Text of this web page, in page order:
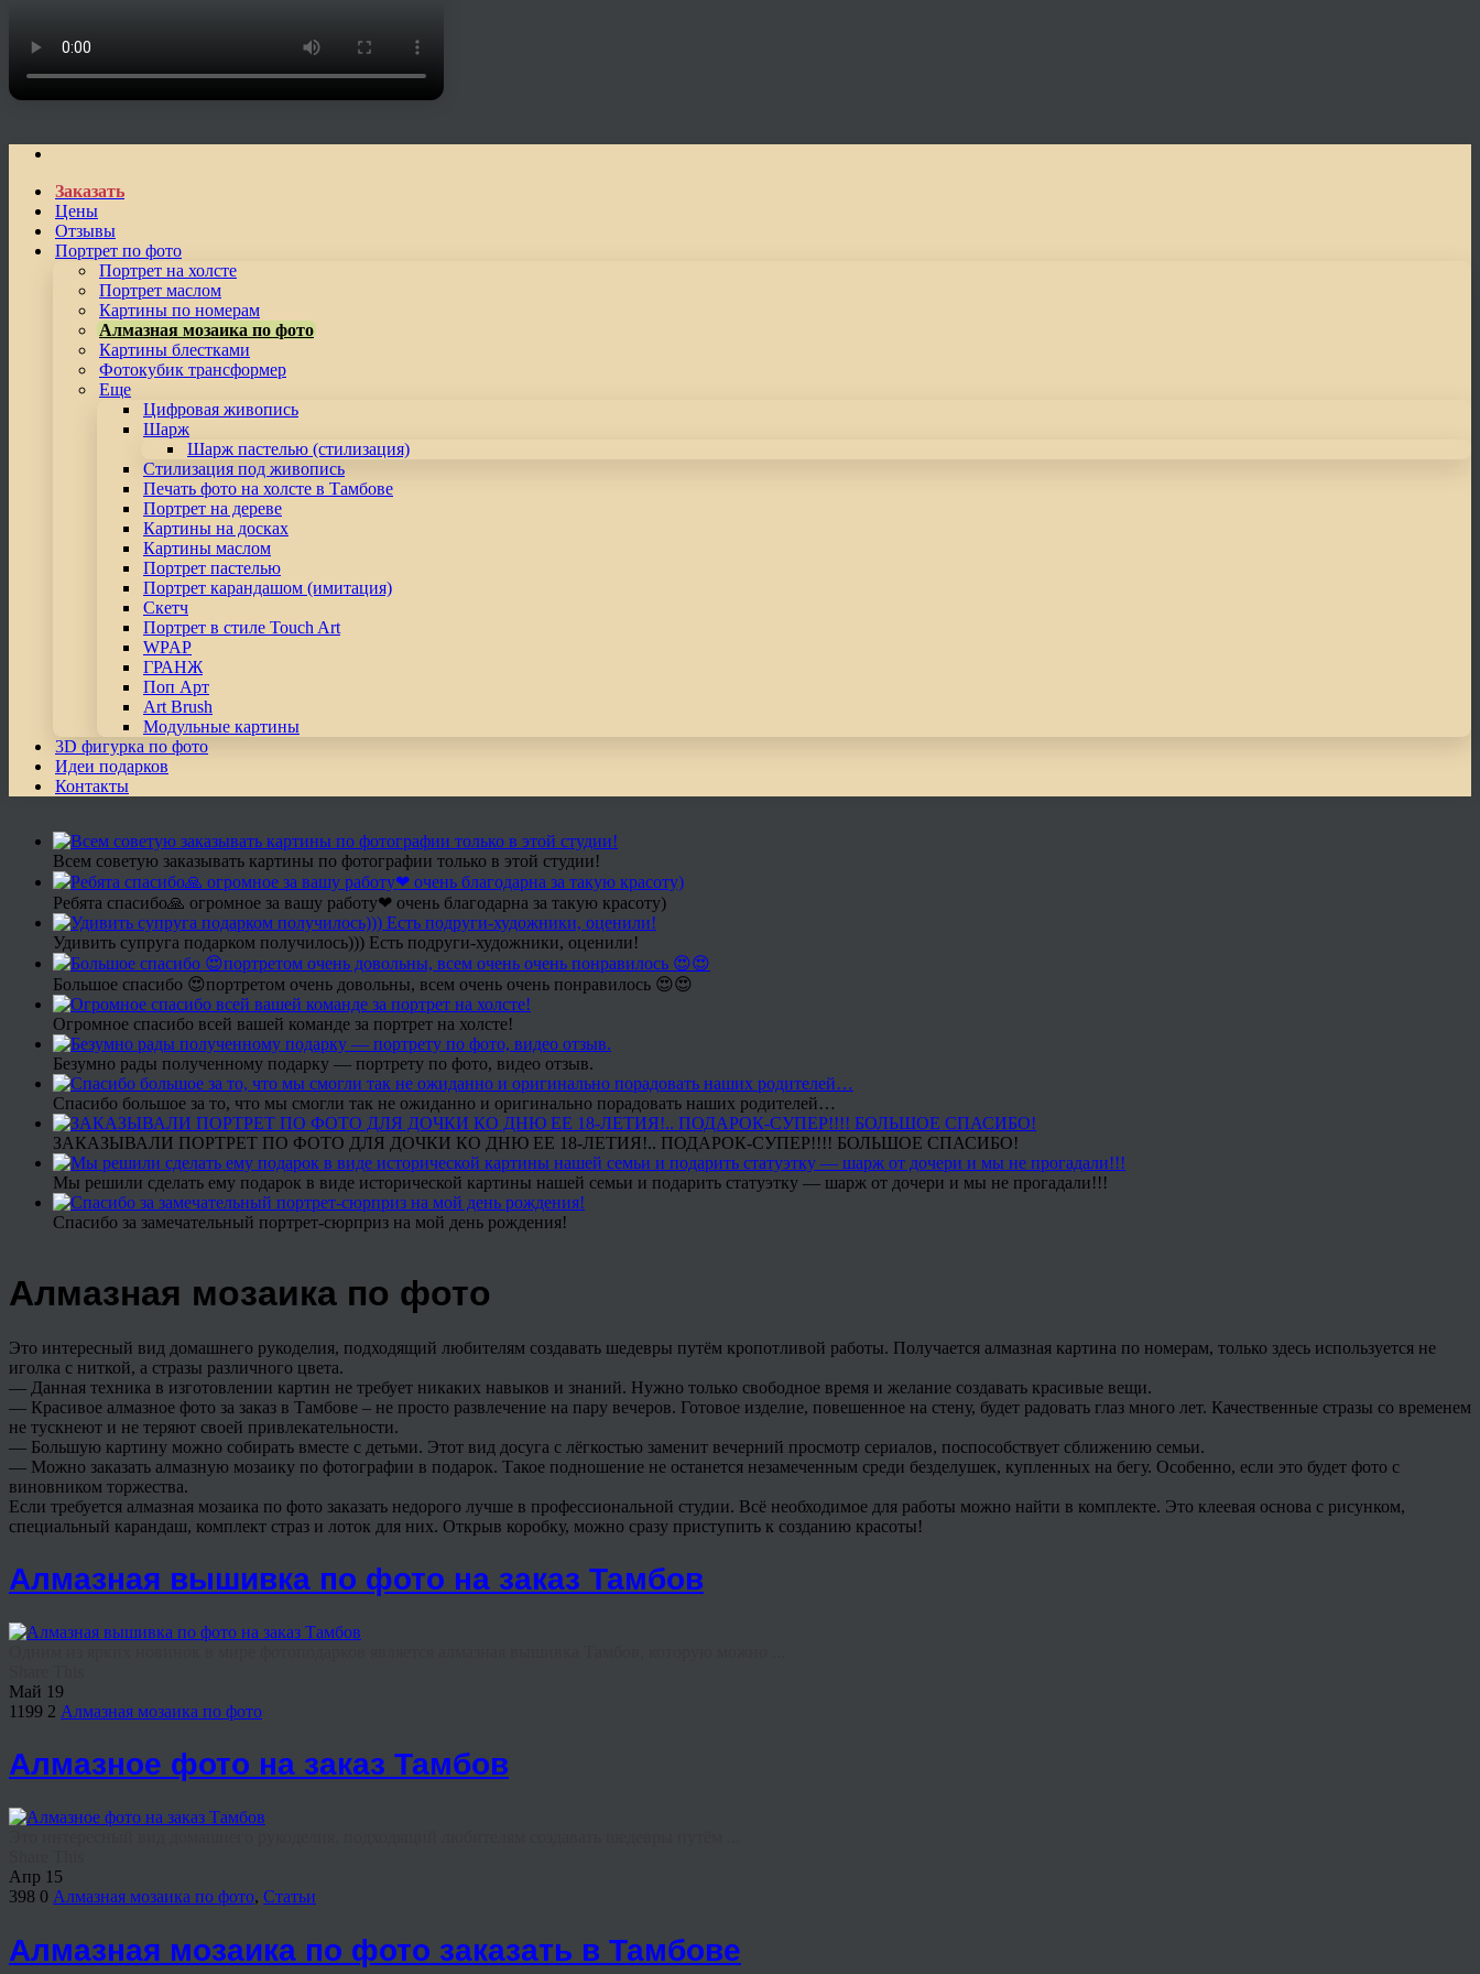
Заказать
Цены
Отзывы
Портрет по фото
Портрет на холсте
Портрет маслом
Картины по номерам
Алмазная мозаика по фото
Картины блестками
Фотокубик трансформер
Еще
Цифровая живопись
Шарж
Шарж пастелью (стилизация)
Стилизация под живопись
Печать фото на холсте в Тамбове
Портрет на дереве
Картины на досках
Картины маслом
Портрет пастелью
Портрет карандашом (имитация)
Скетч
Портрет в стиле Touch Art
WPAP
ГРАНЖ
Поп Арт
Art Brush
Модульные картины
3D фигурка по фото
Идеи подарков
Контакты
Всем советую заказывать картины по фотографии только в этой студии!
Ребята спасибо🙏 огромное за вашу работу❤ очень благодарна за такую красоту)
Удивить супруга подарком получилось))) Есть подруги-художники, оценили!
Большое спасибо 😍портретом очень довольны, всем очень очень понравилось 😍😍
Огромное спасибо всей вашей команде за портрет на холсте!
Безумно рады полученному подарку — портрету по фото, видео отзыв.
Спасибо большое за то, что мы смогли так не ожиданно и оригинально порадовать наших родителей…
ЗАКАЗЫВАЛИ ПОРТРЕТ ПО ФОТО ДЛЯ ДОЧКИ КО ДНЮ ЕЕ 18-ЛЕТИЯ!.. ПОДАРОК-СУПЕР!!!! БОЛЬШОЕ СПАСИБО!
Мы решили сделать ему подарок в виде исторической картины нашей семьи и подарить статуэтку — шарж от дочери и мы не прогадали!!!
Спасибо за замечательный портрет-сюрприз на мой день рождения!
Алмазная мозаика по фото
Это интересный вид домашнего рукоделия, подходящий любителям создавать шедевры путём кропотливой работы. Получается алмазная картина по номерам, только здесь используется не
иголка с ниткой, а стразы различного цвета.
— Данная техника в изготовлении картин не требует никаких навыков и знаний. Нужно только свободное время и желание создавать красивые вещи.
— Красивое алмазное фото за заказ в Тамбове – не просто развлечение на пару вечеров. Готовое изделие, повешенное на стену, будет радовать глаз много лет. Качественные стразы со временем
не тускнеют и не теряют своей привлекательности.
— Большую картину можно собирать вместе с детьми. Этот вид досуга с лёгкостью заменит вечерний просмотр сериалов, поспособствует сближению семьи.
— Можно заказать алмазную мозаику по фотографии в подарок. Такое подношение не останется незамеченным среди безделушек, купленных на бегу. Особенно, если это будет фото с
виновником торжества.
Если требуется алмазная мозаика по фото заказать недорого лучше в профессиональной студии. Всё необходимое для работы можно найти в комплекте. Это клеевая основа с рисунком,
специальный карандаш, комплект страз и лоток для них. Открыв коробку, можно сразу приступить к созданию красоты!
Алмазная вышивка по фото на заказ Тамбов
Май 19
1199 2 Алмазная мозаика по фото
Алмазное фото на заказ Тамбов
Апр 15
398 0 Алмазная мозаика по фото, Статьи
Алмазная мозаика по фото заказать в Тамбове